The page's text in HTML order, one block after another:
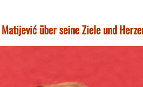
über seine Ziele und